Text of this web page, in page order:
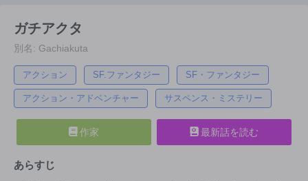
ガチアクタ
別名: Gachiakuta
アクション SF.ファンタジー SF・ファンタジー
アクション・アドベンチャー サスペンス・ミステリー
作家 最新話を読む
あらすじ